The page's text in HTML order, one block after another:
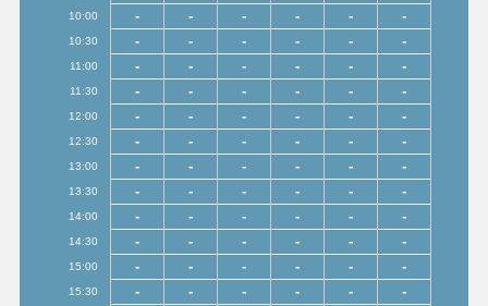
10:00 - - - - - -
10:30 - - - - - -
11:00 - - - - - -
11:30 - - - - - -
12:00 - - - - - -
12:30 - - - - - -
13:00 - - - - - -
13:30 - - - - - -
14:00 - - - - - -
14:30 - - - - - -
15:00 - - - - - -
15:30 - - - - - -